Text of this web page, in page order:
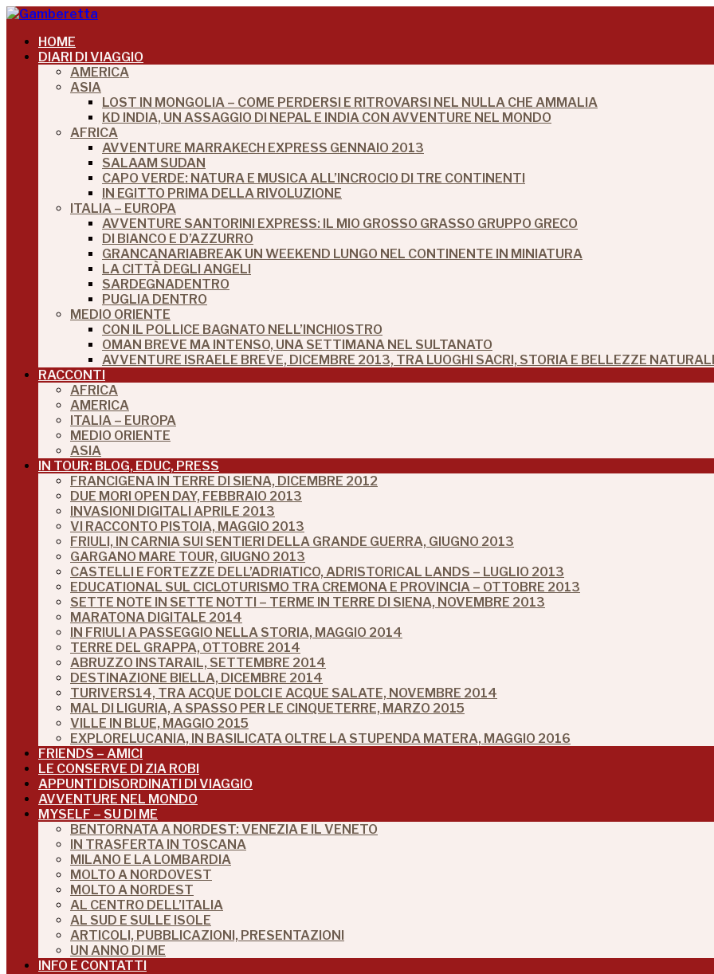
HOME
DIARI DI VIAGGIO
AMERICA
ASIA
LOST IN MONGOLIA – COME PERDERSI E RITROVARSI NEL NULLA CHE AMMALIA
KD INDIA, UN ASSAGGIO DI NEPAL E INDIA CON AVVENTURE NEL MONDO
AFRICA
AVVENTURE MARRAKECH EXPRESS GENNAIO 2013
SALAAM SUDAN
CAPO VERDE: NATURA E MUSICA ALL’INCROCIO DI TRE CONTINENTI
IN EGITTO PRIMA DELLA RIVOLUZIONE
ITALIA – EUROPA
AVVENTURE SANTORINI EXPRESS: IL MIO GROSSO GRASSO GRUPPO GRECO
DI BIANCO E D’AZZURRO
GRANCANARIABREAK UN WEEKEND LUNGO NEL CONTINENTE IN MINIATURA
LA CITTÀ DEGLI ANGELI
SARDEGNADENTRO
PUGLIA DENTRO
MEDIO ORIENTE
CON IL POLLICE BAGNATO NELL’INCHIOSTRO
OMAN BREVE MA INTENSO, UNA SETTIMANA NEL SULTANATO
AVVENTURE ISRAELE BREVE, DICEMBRE 2013, TRA LUOGHI SACRI, STORIA E BELLEZZE NATURALI
RACCONTI
AFRICA
AMERICA
ITALIA – EUROPA
MEDIO ORIENTE
ASIA
IN TOUR: BLOG, EDUC, PRESS
FRANCIGENA IN TERRE DI SIENA, DICEMBRE 2012
DUE MORI OPEN DAY, FEBBRAIO 2013
INVASIONI DIGITALI APRILE 2013
VI RACCONTO PISTOIA, MAGGIO 2013
FRIULI, IN CARNIA SUI SENTIERI DELLA GRANDE GUERRA, GIUGNO 2013
GARGANO MARE TOUR, GIUGNO 2013
CASTELLI E FORTEZZE DELL’ADRIATICO, ADRISTORICAL LANDS – LUGLIO 2013
EDUCATIONAL SUL CICLOTURISMO TRA CREMONA E PROVINCIA – OTTOBRE 2013
SETTE NOTE IN SETTE NOTTI – TERME IN TERRE DI SIENA, NOVEMBRE 2013
MARATONA DIGITALE 2014
IN FRIULI A PASSEGGIO NELLA STORIA, MAGGIO 2014
TERRE DEL GRAPPA, OTTOBRE 2014
ABRUZZO INSTARAIL, SETTEMBRE 2014
DESTINAZIONE BIELLA, DICEMBRE 2014
TURIVERS14, TRA ACQUE DOLCI E ACQUE SALATE, NOVEMBRE 2014
MAL DI LIGURIA, A SPASSO PER LE CINQUETERRE, MARZO 2015
VILLE IN BLUE, MAGGIO 2015
EXPLORELUCANIA, IN BASILICATA OLTRE LA STUPENDA MATERA, MAGGIO 2016
FRIENDS – AMICI
LE CONSERVE DI ZIA ROBI
APPUNTI DISORDINATI DI VIAGGIO
AVVENTURE NEL MONDO
MYSELF – SU DI ME
BENTORNATA A NORDEST: VENEZIA E IL VENETO
IN TRASFERTA IN TOSCANA
MILANO E LA LOMBARDIA
MOLTO A NORDOVEST
MOLTO A NORDEST
AL CENTRO DELL’ITALIA
AL SUD E SULLE ISOLE
ARTICOLI, PUBBLICAZIONI, PRESENTAZIONI
UN ANNO DI ME
INFO E CONTATTI